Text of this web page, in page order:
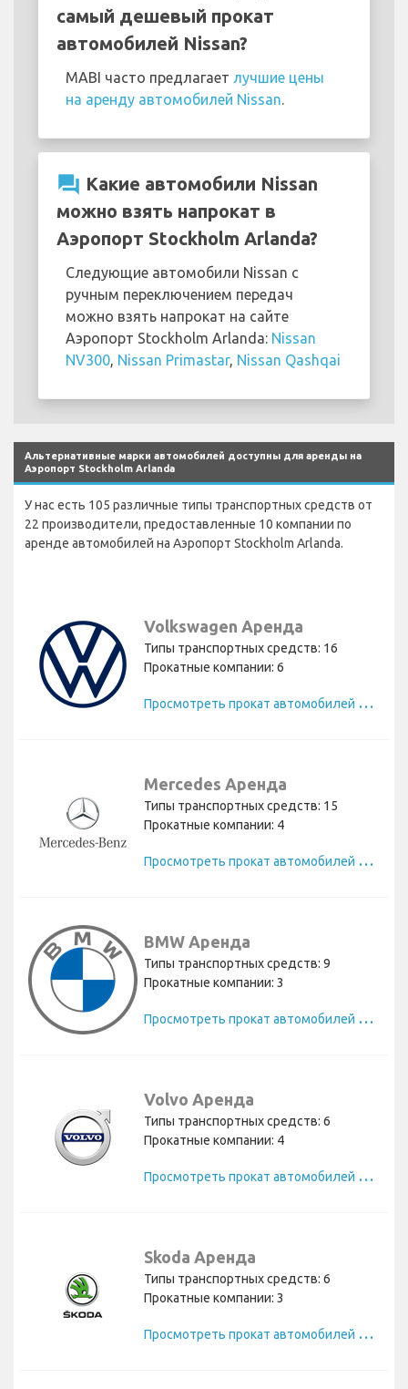
самый дешевый прокат
автомобилей Nissan?
MABI часто предлагает лучшие цены
на аренду автомобилей Nissan
question_answer Какие автомобили Nissan
можно взять напрокат в
Аэропорт Stockholm Arlanda?
Следующие автомобили Nissan с
ручным переключением передач
можно взять напрокат на сайте
Аэропорт Stockholm Arlanda: Nissan
NV300 Nissan Primastar, Nissan Qashqai
Альтернативные марки автомобилей доступны для аренды на
Аэропорт Stockholm Arlanda
У нас есть 105 различные типы транспортных средств от
22 производители, предоставленные 10 компании по
аренде автомобилей на Аэропорт Stockholm Arlanda.
Volkswagen Аренда
Типы транспортных средств: 16
Прокатные компании: 6
П
росмотреть прокат автомобилей Volkswagen
Mercedes Аренда
Типы транспортных средств: 15
Прокатные компании: 4
П
росмотреть прокат автомобилей Mercedes
BMW Аренда
Типы транспортных средств: 9
Прокатные компании: 3
П
росмотреть прокат автомобилей BMW
Volvo Аренда
Типы транспортных средств: 6
Прокатные компании: 4
П
росмотреть прокат автомобилей Volvo
Skoda Аренда
Типы транспортных средств: 6
Прокатные компании: 3
П
росмотреть прокат автомобилей Skoda